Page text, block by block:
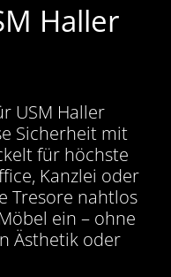
Haller
USM Haller
Sicherheit mit
für höchste
Kanzlei oder
Tresore nahtlos
ein – ohne
Ästhetik oder